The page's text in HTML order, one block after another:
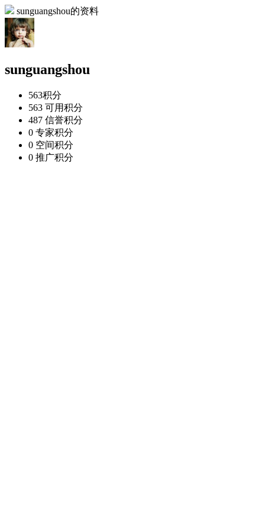
sunguangshou的资料
sunguangshou
563积分
563 可用积分
487 信誉积分
0 专家积分
0 空间积分
0 推广积分